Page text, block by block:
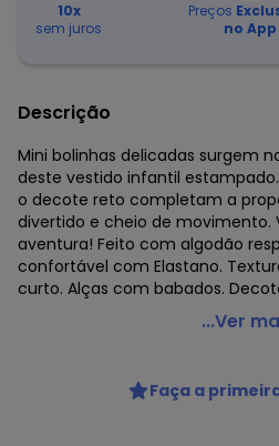
10x
sem juros
Preços
no App
Descrição
Mini bolinhas delicadas surgem
deste vestido infantil
o decote reto completam a
divertido e cheio de movimento.
aventura! Feito com algodão
confortável com Elastano.
curto. Alças com babados.
Alakazoo - Vestido Curto
Código do produto: 8487171
Fornecedor: LUNELLI COMERCIO
...Ver
Faça a